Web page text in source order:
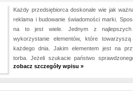
Każdy przedsiębiorca doskonale wie jak
reklama i budowanie świadomości marki.
na to jest wiele. Jednym z
wykorzystanie elementów, które
każdego dnia. Jakim elementem jest na
torba. Jeżeli szukacie państwo
zobacz szczegóły wpisu »